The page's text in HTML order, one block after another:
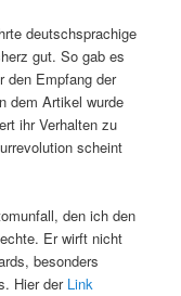
deutschsprachige
gut. So gab es
den Empfang der
dem Artikel wurde
ihr Verhalten zu
scheint
den ich den
Er wirft nicht
besonders
Hier der Link